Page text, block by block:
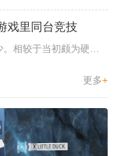
戏里同台竞技
更多+